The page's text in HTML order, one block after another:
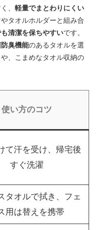
、 軽量でまとわりにくい
タオルホルダーと組み合
清潔を保ちやすいです。
臭機能のあるタオルを選
、こまめなタオル収納の
使い方のコツ
て汗を受け、帰宅後
すぐ洗濯
タオルで拭き、フェ
用は替えを携帯